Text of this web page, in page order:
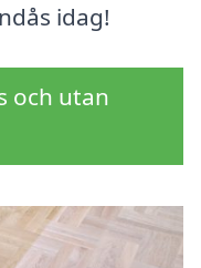
idag!
och utan